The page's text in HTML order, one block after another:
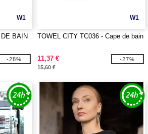
W1
BAIN
-28%
W1
TOWEL CITY TC036 - Cape de bain
11,37 €
15,60 €
-27%